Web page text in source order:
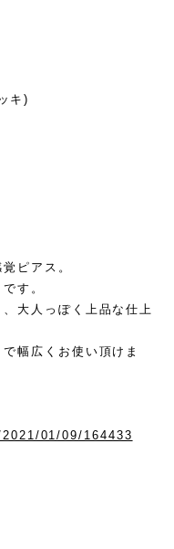
キ)
ピアス。
す。
大人っぽく上品な仕上
幅広くお使い頂けま
01/09/164433